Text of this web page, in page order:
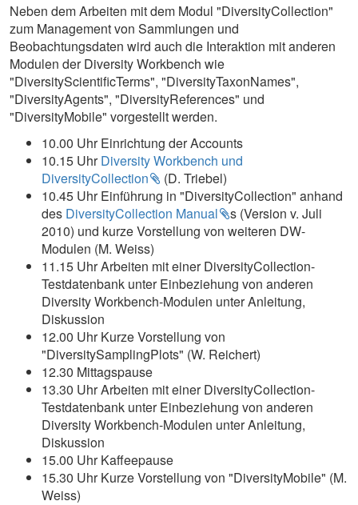
Neben dem Arbeiten mit dem Modul "DiversityCollection"
zum Management von Sammlungen und
Beobachtungsdaten wird auch die Interaktion mit anderen
Modulen der Diversity Workbench wie
"DiversityScientificTerms", "DiversityTaxonNames",
"DiversityAgents", "DiversityReferences" und
"DiversityMobile" vorgestellt werden.
10.00 Uhr Einrichtung der Accounts
10.15 UhrDiversity Workbench und
DiversityCollection
(D. Triebel)
10.45 Uhr Einführung in "DiversityCollection" anhand
des DiversityCollection Manual
s (Version v. Juli
2010) und kurze Vorstellung von weiteren DW-
Modulen (M. Weiss)
11.15 Uhr Arbeiten mit einer DiversityCollection-
Testdatenbank unter Einbeziehung von anderen
Diversity Workbench-Modulen unter Anleitung,
Diskussion
12.00 Uhr Kurze Vorstellung von
"DiversitySamplingPlots" (W. Reichert)
12.30 Mittagspause
13.30 Uhr Arbeiten mit einer DiversityCollection-
Testdatenbank unter Einbeziehung von anderen
Diversity Workbench-Modulen unter Anleitung,
Diskussion
15.00 Uhr Kaffeepause
15.30 Uhr Kurze Vorstellung von "DiversityMobile" (M.
Weiss)